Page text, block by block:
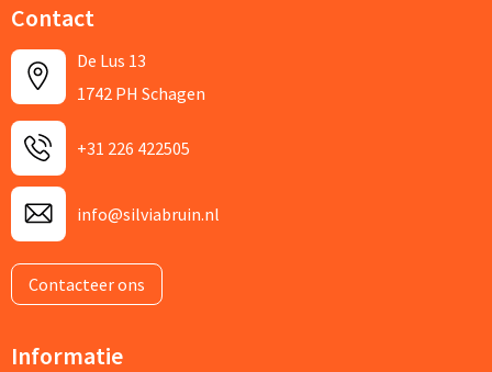
Contact
De Lus 13
1742 PH Schagen
+31 226 422505
info@silviabruin.nl
Contacteer ons
Informatie